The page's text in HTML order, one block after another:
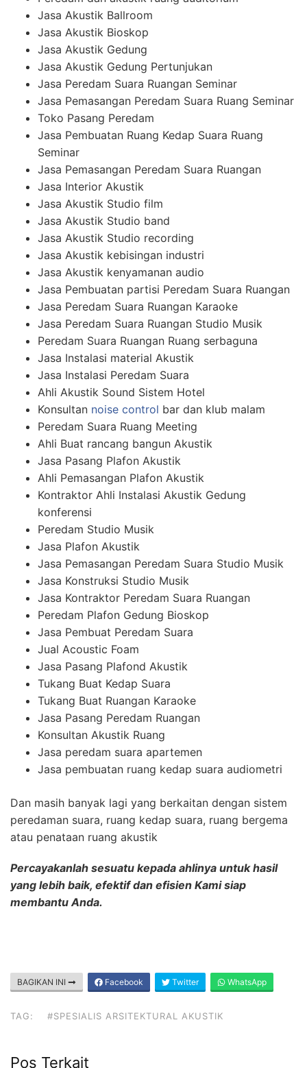
Jasa Akustik Ballroom
Jasa Akustik Bioskop
Jasa Akustik Gedung
Jasa Akustik Gedung Pertunjukan
Jasa Peredam Suara Ruangan Seminar
Jasa Pemasangan Peredam Suara Ruang Seminar
Toko Pasang Peredam
Jasa Pembuatan Ruang Kedap Suara Ruang
Seminar
Jasa Pemasangan Peredam Suara Ruangan
Jasa Interior Akustik
Jasa Akustik Studio film
Jasa Akustik Studio band
Jasa Akustik Studio recording
Jasa Akustik kebisingan industri
Jasa Akustik kenyamanan audio
Jasa Pembuatan partisi Peredam Suara Ruangan
Jasa Peredam Suara Ruangan Karaoke
Jasa Peredam Suara Ruangan Studio Musik
Peredam Suara Ruangan Ruang serbaguna
Jasa Instalasi material Akustik
Jasa Instalasi Peredam Suara
Ahli Akustik Sound Sistem Hotel
Konsultan noise control bar dan klub malam
Peredam Suara Ruang Meeting
Ahli Buat rancang bangun Akustik
Jasa Pasang Plafon Akustik
Ahli Pemasangan Plafon Akustik
Kontraktor Ahli Instalasi Akustik Gedung
konferensi
Peredam Studio Musik
Jasa Plafon Akustik
Jasa Pemasangan Peredam Suara Studio Musik
Jasa Konstruksi Studio Musik
Jasa Kontraktor Peredam Suara Ruangan
Peredam Plafon Gedung Bioskop
Jasa Pembuat Peredam Suara
Jual Acoustic Foam
Jasa Pasang Plafond Akustik
Tukang Buat Kedap Suara
Tukang Buat Ruangan Karaoke
Jasa Pasang Peredam Ruangan
Konsultan Akustik Ruang
Jasa peredam suara apartemen
Jasa pembuatan ruang kedap suara audiometri
Dan masih banyak lagi yang berkaitan dengan sistem
peredaman suara, ruang kedap suara, ruang bergema
atau penataan ruang akustik
Percayakanlah sesuatu kepada ahlinya untuk hasil
yang lebih baik, efektif dan efisien Kami siap
membantu Anda.
BAGIKAN INI Facebook Twitter WhatsApp
TAG: #SPESIALIS ARSITEKTURAL AKUSTIK
Pos Terkait